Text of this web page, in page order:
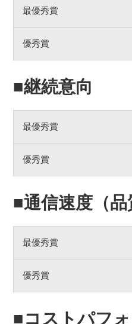
最優秀賞
優秀賞
■継続意向
最優秀賞
優秀賞
■通信速度（品
最優秀賞
優秀賞
■コストパフ